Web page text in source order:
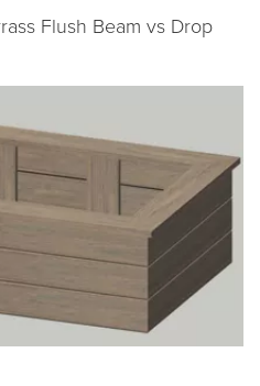
Flush Beam vs Drop